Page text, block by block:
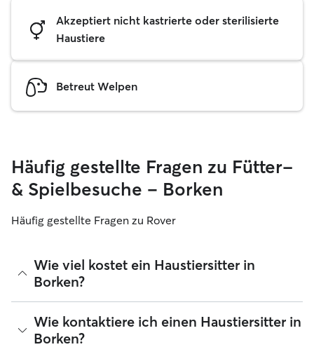
Akzeptiert nicht kastrierte oder sterilisierte
Haustiere
Betreut Welpen
Häufig gestellte Fragen zu Fütter-
& Spielbesuche – Borken
Häufig gestellte Fragen zu Rover
Wie viel kostet ein Haustiersitter in
Borken?
Haustiersitter können ihre Preise bei Rover frei festlegen.
Die durchschnittlichen Kosten für einen Sitter in Borken
betragen seit August 2026 etwa 15 pro Nacht, einschließlich
Wie kontaktiere ich einen Haustiersitter in
Borken?